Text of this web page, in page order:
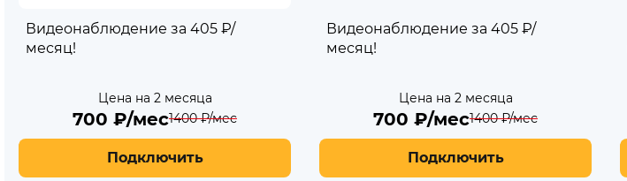
Видеонаблюдение за 405 ₽/
месяц!
Цена на 2 месяца
700 ₽/мес1400₽/мес
Подключить
Видеонаблюдение за 405 ₽/
месяц!
Цена на 2 месяца
700 ₽/мес1400₽/мес
Подключить